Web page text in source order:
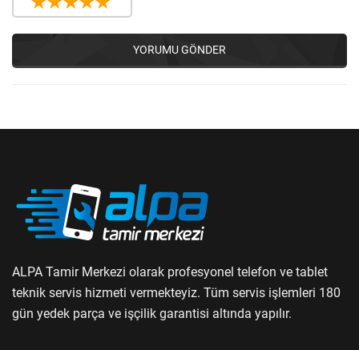
YORUMU GÖNDER
ALPA Tamir Merkezi olarak profesyonel telefon ve tablet
teknik servis hizmeti vermekteyiz. Tüm servis işlemleri 180
gün yedek parça ve işçilik garantisi altında yapılır.